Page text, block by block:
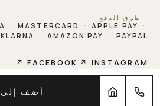
أضف إلى
طرق الدفع
· MASTERCARD · APPLE PAY
·
KLARNA · AMAZON PAY · PAYPAL
INSTAGRAM
↗
FACEBOOK
↗
OLIVIA BALM